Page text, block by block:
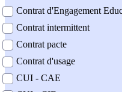
Contrat d'Engagement
Contrat intermittent
Contrat pacte
Contrat d'usage
CUI - CAE